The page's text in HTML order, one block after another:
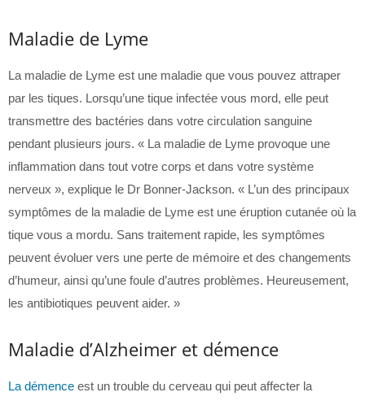
Maladie de Lyme
La maladie de Lyme est une maladie que vous pouvez attraper
par les tiques. Lorsqu’une tique infectée vous mord, elle peut
transmettre des bactéries dans votre circulation sanguine
pendant plusieurs jours. « La maladie de Lyme provoque une
inflammation dans tout votre corps et dans votre système
nerveux », explique le Dr Bonner-Jackson. « L’un des principaux
symptômes de la maladie de Lyme est une éruption cutanée où la
tique vous a mordu. Sans traitement rapide, les symptômes
peuvent évoluer vers une perte de mémoire et des changements
d’humeur, ainsi qu’une foule d’autres problèmes. Heureusement,
les antibiotiques peuvent aider. »
Maladie d’Alzheimer et démence
La démence est un trouble du cerveau qui peut affecter la